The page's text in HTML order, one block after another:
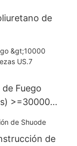
de
Fuego
>=30000
de